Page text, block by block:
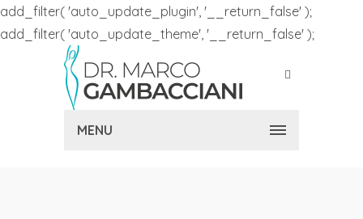
add_filter( 'auto_update_plugin', '__return_false' );
add_filter( 'auto_update_theme', '__return_false' );
MENU